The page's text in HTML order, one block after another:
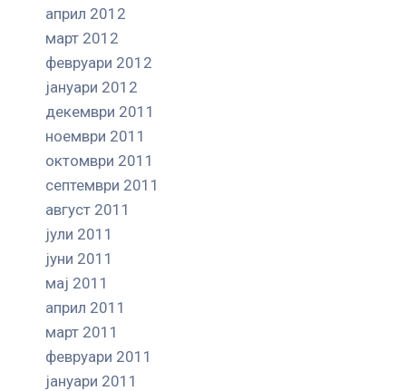
април 2012
март 2012
февруари 2012
јануари 2012
декември 2011
ноември 2011
октомври 2011
септември 2011
август 2011
јули 2011
јуни 2011
мај 2011
април 2011
март 2011
февруари 2011
јануари 2011